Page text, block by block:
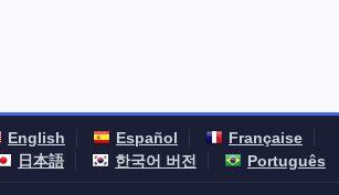
English Español
Française
日本語 한국어 버전 Português